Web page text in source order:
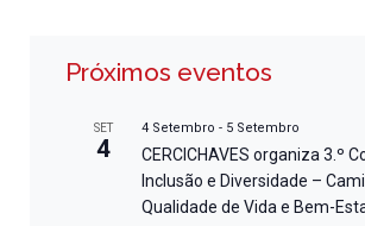
Próximos eventos
SET
4
4 Setembro - 5 Setembro
CERCICHAVES organiza 3.º
Inclusão e Diversidade –
Qualidade de Vida e Bem-